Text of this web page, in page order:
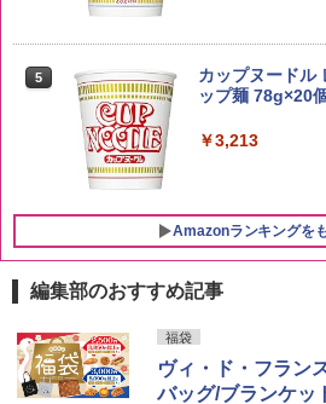
5 新潟県産新之助
￥4,536
5
サントリー シ
白州 Story of
入 700ml
￥20,000
5
カップヌードル
ップ麺 78g×20
￥3,213
Amazonランキングを
1
L コンベクショ
SS26B-W
編集部のおすすめ記事
福袋
ヴィ・ド・フラン
バッグ/ブランケッ